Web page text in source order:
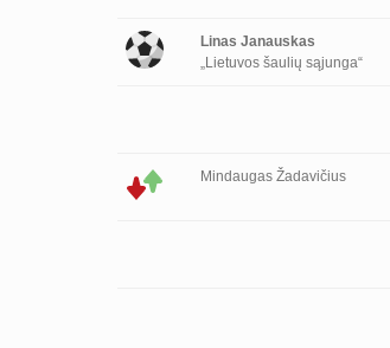
Linas Janauskas
„Lietuvos šaulių sąjunga“
Mindaugas Žadavičius